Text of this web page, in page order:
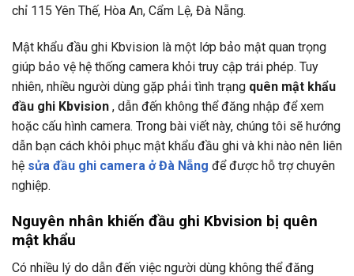
chỉ 115 Yên Thế, Hòa An, Cẩm Lệ, Đà Nẵng.
Mật khẩu đầu ghi Kbvision là một lớp bảo mật quan trọng
giúp bảo vệ hệ thống camera khỏi truy cập trái phép. Tuy
nhiên, nhiều người dùng gặp phải tình trạng quên mật khẩu
đầu ghi Kbvision , dẫn đến không thể đăng nhập để xem
hoặc cấu hình camera. Trong bài viết này, chúng tôi sẽ hướng
dẫn bạn cách khôi phục mật khẩu đầu ghi và khi nào nên liên
hệ sửa đầu ghi camera ở Đà Nẵng để được hỗ trợ chuyên
nghiệp.
Nguyên nhân khiến đầu ghi Kbvision bị quên
mật khẩu
Có nhiều lý do dẫn đến việc người dùng không thể đăng